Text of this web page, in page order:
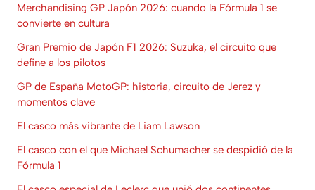
Merchandising GP Japón 2026: cuando la Fórmula 1 se
convierte en cultura
Gran Premio de Japón F1 2026: Suzuka, el circuito que
define a los pilotos
GP de España MotoGP: historia, circuito de Jerez y
momentos clave
El casco más vibrante de Liam Lawson
El casco con el que Michael Schumacher se despidió de la
Fórmula 1